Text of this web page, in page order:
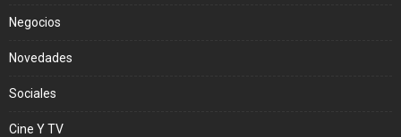
Negocios
Novedades
Sociales
Cine Y TV